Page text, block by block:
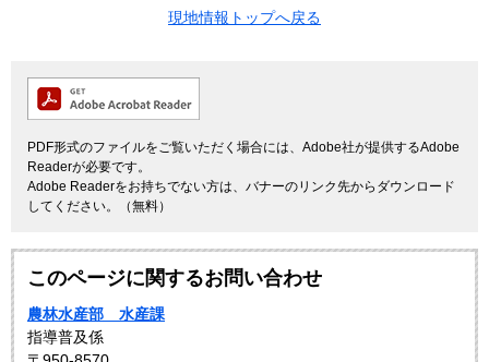
現地情報トップへ戻る
PDF形式のファイルをご覧いただく場合には、Adobe社が提供するAdobe
Readerが必要です。
Adobe Readerをお持ちでない方は、バナーのリンク先からダウンロード
してください。（無料）
このページに関するお問い合わせ
農林水産部 水産課
指導普及係